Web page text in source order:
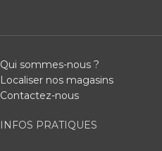
Qui sommes-nous ?
Localiser nos magasins
Contactez-nous
INFOS PRATIQUES